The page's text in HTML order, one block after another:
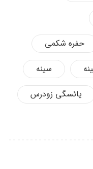
حفره شکمی
سینه
یائسگی زودرس